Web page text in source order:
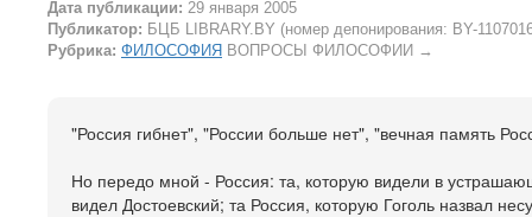
Дата публикации: 29 января 2005
Публикатор: БЦБ LIBRARY.BY (номер депонирования: BY-
Рубрика: ФИЛОСОФИЯ ВОПРОСЫ ФИЛОСОФИИ →
"Россия гибнет", "России больше нет", "вечная память
Но передо мной - Россия: та, которую видели в
видел Достоевский; та Россия, которую Гоголь назвал